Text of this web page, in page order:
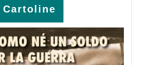
Cartoline